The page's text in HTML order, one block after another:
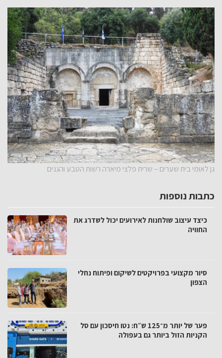
גן לאומי בית שערים – שרית פלצי מיארה רשות הטבע והגנים
כתבות נוספות
כיצד עיצוב שולחנות לאירועים יכול לשדרג את
החוויה
סיור מקצועי בפרויקטים לשיקום ופיתוח נחלי
הצפון
פער של יותר מ־125 ש״ח: נטו חיסכון עם סל
הקניות הזול ביותר גם בעפולה